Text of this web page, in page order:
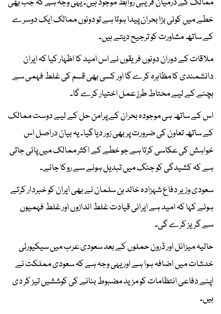
ممالک کے درمیان قریبی روابط موجود ہیں۔ یہی وجہ ہے کہ جب بھی
خطے میں کوئی بڑا بحران پیدا ہوتا ہے تو دونوں ممالک ایک دوسرے
کے ساتھ مشاورت کو ترجیح دیتے ہیں۔
ملاقات کے دوران دونوں فریقوں نے اس امید کا اظہار کیا کہ ایران
دانشمندی کا مظاہرہ کرے گا اور کسی بھی قسم کی غلط فہمی سے
بچنے کے لیے محتاط طرزِ عمل اختیار کرے گا۔
اس کے ساتھ ہی موجودہ بحران کے پرامن حل کے لیے دوست ممالک
کے ساتھ تعاون کی ضرورت پر بھی زور دیا گیا۔ یہ بیان دراصل اس
خواہش کی عکاسی کرتا ہے جو خطے کے اکثر ممالک میں پائی جاتی
ہے کہ کشیدگی کو جنگ میں تبدیل ہونے سے روکا جائے۔
سعودی وزیر دفاع شہزادہ خالد بن سلمان نے بھی ایران کو خبردار کرتے
ہوئے کہا کہ امید ہے ایرانی قیادت غلط اندازوں اور غلط فہمیوں
سے گریز کرے گی۔
حالیہ میزائل اور ڈرون حملوں کے بعد سعودی عرب میں سیکیورٹی
خدشات میں اضافہ ہوا ہے اور یہی وجہ ہے کہ سعودی مملکت نے
اپنے دفاعی انتظامات کو مزید مضبوط بنانے کی کوششیں تیز کر دی
ہیں۔